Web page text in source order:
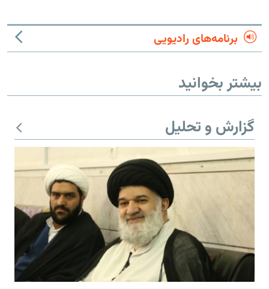
برنامه‌های رادیویی
بیشتر بخوانید
گزارش و تحلیل